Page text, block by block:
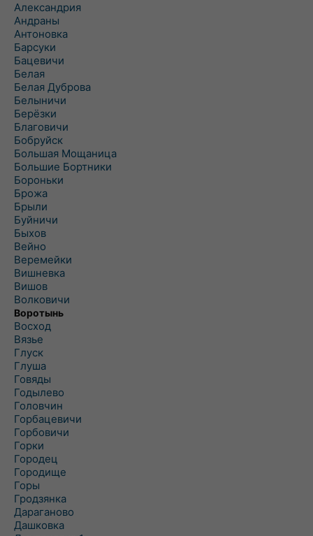
Александрия
Андраны
Антоновка
Барсуки
Бацевичи
Белая
Белая Дуброва
Белыничи
Берёзки
Благовичи
Бобруйск
Большая Мощаница
Большие Бортники
Бороньки
Брожа
Брыли
Буйничи
Быхов
Вейно
Веремейки
Вишневка
Вишов
Волковичи
Воротынь
Восход
Вязье
Глуск
Глуша
Говяды
Годылево
Головчин
Горбацевичи
Горбовичи
Горки
Городец
Городище
Горы
Гродзянка
Дараганово
Дашковка